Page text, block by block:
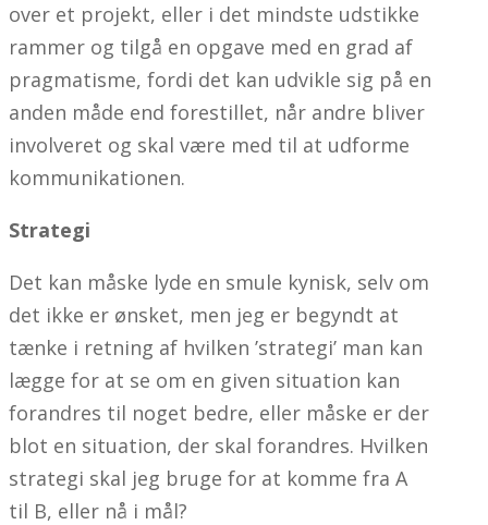
over et projekt, eller i det mindste udstikke
rammer og tilgå en opgave med en grad af
pragmatisme, fordi det kan udvikle sig på en
anden måde end forestillet, når andre bliver
involveret og skal være med til at udforme
kommunikationen.
Strategi
Det kan måske lyde en smule kynisk, selv om
det ikke er ønsket, men jeg er begyndt at
tænke i retning af hvilken ’strategi’ man kan
lægge for at se om en given situation kan
forandres til noget bedre, eller måske er der
blot en situation, der skal forandres. Hvilken
strategi skal jeg bruge for at komme fra A
til B, eller nå i mål?